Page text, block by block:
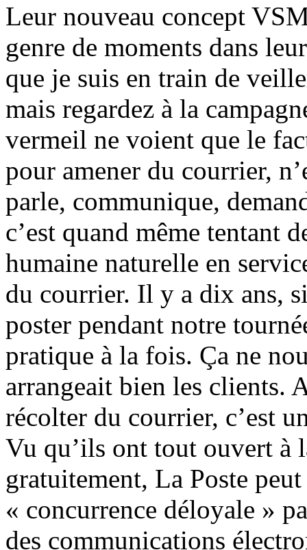
Leur nouveau concept
genre de moments dans
que je suis en train de
mais regardez à la
vermeil ne voient que le
pour amener du courrier,
parle, communique,
c’est quand même tentant
humaine naturelle en
du courrier. Il y a dix ans,
poster pendant notre
pratique à la fois. Ça ne
arrangeait bien les clients.
récolter du courrier, c’est
Vu qu’ils ont tout ouvert à
gratuitement, La Poste
« concurrence déloyale »
des communications